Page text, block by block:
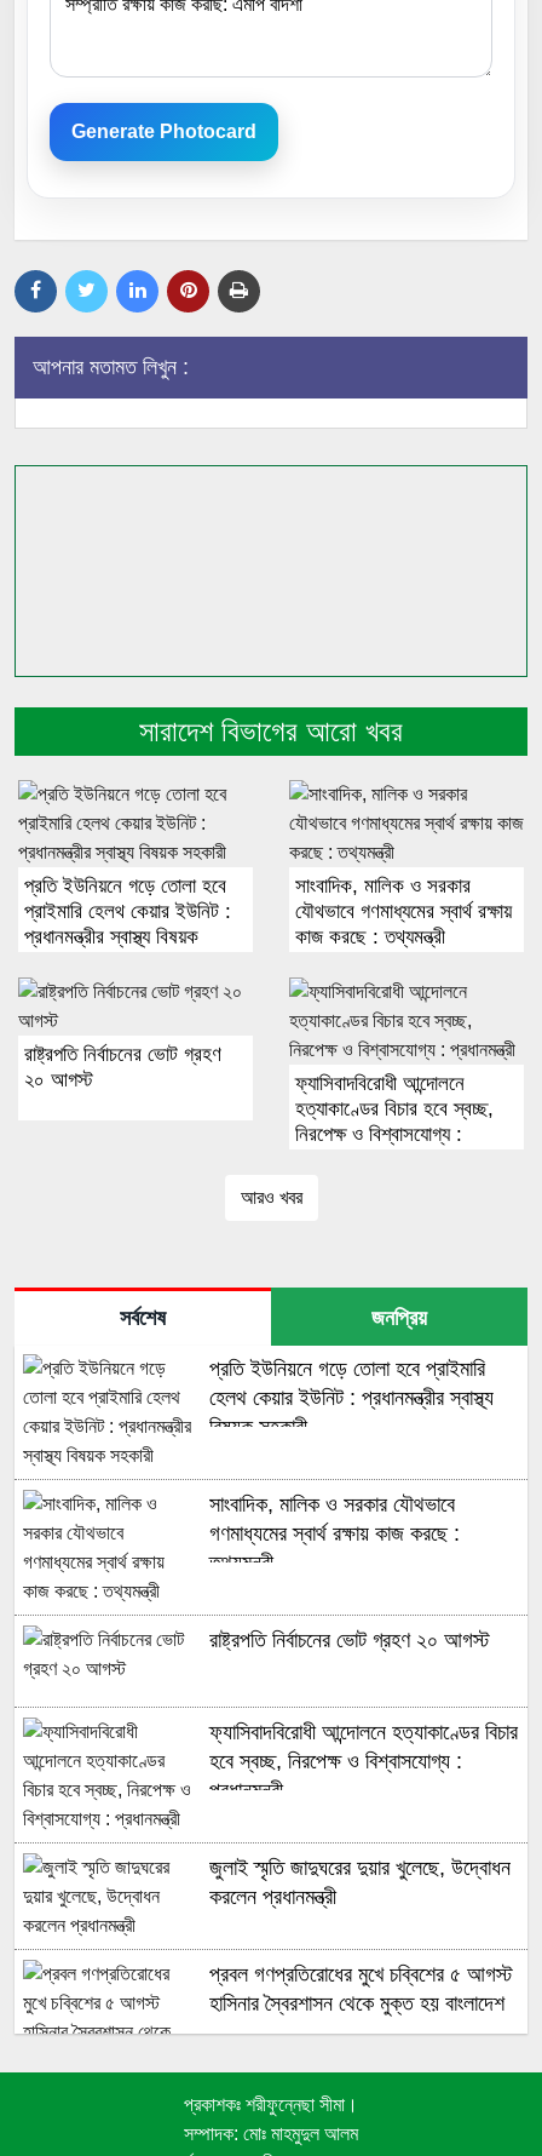
Generate Photocard
আপনার মতামত লিখুন :
সারাদেশ বিভাগের আরো খবর
প্রতি ইউনিয়নে গড়ে তোলা হবে
প্রাইমারি হেলথ কেয়ার ইউনিট :
প্রধানমন্ত্রীর স্বাস্থ্য বিষয়ক
সাংবাদিক, মালিক ও সরকার
যৌথভাবে গণমাধ্যমের স্বার্থ রক্ষায়
কাজ করছে : তথ্যমন্ত্রী
রাষ্ট্রপতি নির্বাচনের ভোট গ্রহণ
২০ আগস্ট
ফ্যাসিবাদবিরোধী আন্দোলনে
হত্যাকাণ্ডের বিচার হবে স্বচ্ছ,
নিরপেক্ষ ও বিশ্বাসযোগ্য :
আরও খবর
সর্বশেষ জনপ্রিয়
প্রতি ইউনিয়নে গড়ে তোলা হবে প্রাইমারি
হেলথ কেয়ার ইউনিট : প্রধানমন্ত্রীর স্বাস্থ্য
বিষয়ক সহকারী
সাংবাদিক, মালিক ও সরকার যৌথভাবে
গণমাধ্যমের স্বার্থ রক্ষায় কাজ করছে :
তথ্যমন্ত্রী
রাষ্ট্রপতি নির্বাচনের ভোট গ্রহণ ২০ আগস্ট
ফ্যাসিবাদবিরোধী আন্দোলনে হত্যাকাণ্ডের বিচার
হবে স্বচ্ছ, নিরপেক্ষ ও বিশ্বাসযোগ্য :
প্রধানমন্ত্রী
জুলাই স্মৃতি জাদুঘরের দুয়ার খুলেছে, উদ্বোধন
করলেন প্রধানমন্ত্রী
প্রবল গণপ্রতিরোধের মুখে চব্বিশের ৫ আগস্ট
হাসিনার স্বৈরশাসন থেকে মুক্ত হয় বাংলাদেশ
জুলাই গণঅভ্যুত্থানে সুপ্রিম কোর্টের
আইনজীবীদের ঐতিহাসিক ভূমিকা
প্রকাশকঃ শরীফুন্নেছা সীমা।
সম্পাদক: মোঃ মাহমুদুল আলম